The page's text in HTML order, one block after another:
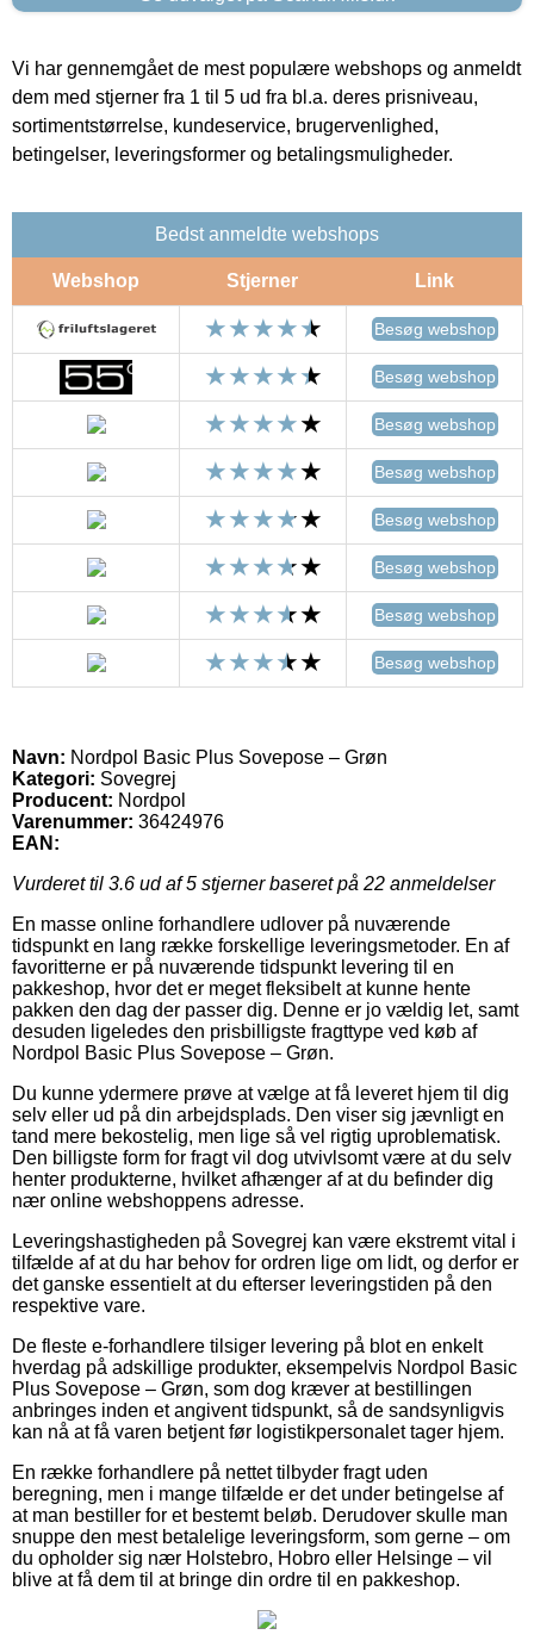
Vi har gennemgået de mest populære webshops og anmeldt
dem med stjerner fra 1 til 5 ud fra bl.a. deres prisniveau,
sortimentstørrelse, kundeservice, brugervenlighed,
betingelser, leveringsformer og betalingsmuligheder.
Bedst anmeldte webshops
Webshop Stjerner Link
Besøg webshop
Besøg webshop
Besøg webshop
Besøg webshop
Besøg webshop
Besøg webshop
Besøg webshop
Besøg webshop
Navn: Nordpol Basic Plus Sovepose – Grøn
Kategori: Sovegrej
Producent: Nordpol
Varenummer: 36424976
EAN:
Vurderet til 3.6 ud af 5 stjerner baseret på 22 anmeldelser
En masse online forhandlere udlover på nuværende
tidspunkt en lang række forskellige leveringsmetoder. En af
favoritterne er på nuværende tidspunkt levering til en
pakkeshop, hvor det er meget fleksibelt at kunne hente
pakken den dag der passer dig. Denne er jo vældig let, samt
desuden ligeledes den prisbilligste fragttype ved køb af
Nordpol Basic Plus Sovepose – Grøn.
Du kunne ydermere prøve at vælge at få leveret hjem til dig
selv eller ud på din arbejdsplads. Den viser sig jævnligt en
tand mere bekostelig, men lige så vel rigtig uproblematisk.
Den billigste form for fragt vil dog utvivlsomt være at du selv
henter produkterne, hvilket afhænger af at du befinder dig
nær online webshoppens adresse.
Leveringshastigheden på Sovegrej kan være ekstremt vital i
tilfælde af at du har behov for ordren lige om lidt, og derfor er
det ganske essentielt at du efterser leveringstiden på den
respektive vare.
De fleste e-forhandlere tilsiger levering på blot en enkelt
hverdag på adskillige produkter, eksempelvis Nordpol Basic
Plus Sovepose – Grøn, som dog kræver at bestillingen
anbringes inden et angivent tidspunkt, så de sandsynligvis
kan nå at få varen betjent før logistikpersonalet tager hjem.
En række forhandlere på nettet tilbyder fragt uden
beregning, men i mange tilfælde er det under betingelse af
at man bestiller for et bestemt beløb. Derudover skulle man
snuppe den mest betalelige leveringsform, som gerne – om
du opholder sig nær Holstebro, Hobro eller Helsinge – vil
blive at få dem til at bringe din ordre til en pakkeshop.